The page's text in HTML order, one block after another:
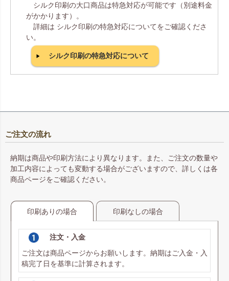
シルク印刷の大口商品は特急対応が可能です（別途料金
がかかります）。
詳細は シルク印刷の特急対応についてをご確認くださ
い。
シルク印刷の特急対応について
ご注文の流れ
納期は商品や印刷方法により異なります。また、ご注文の数量や
加工内容によっても変動する場合がございますので、詳しくは各
商品ページをご確認ください。
印刷ありの場合 印刷なしの場合
注文・入金
ご注文は商品ページからお願いします。納期はご入金・入
稿完了日を基準に計算されます。